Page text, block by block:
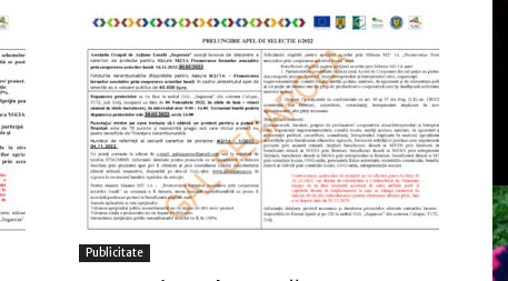
Publicitate